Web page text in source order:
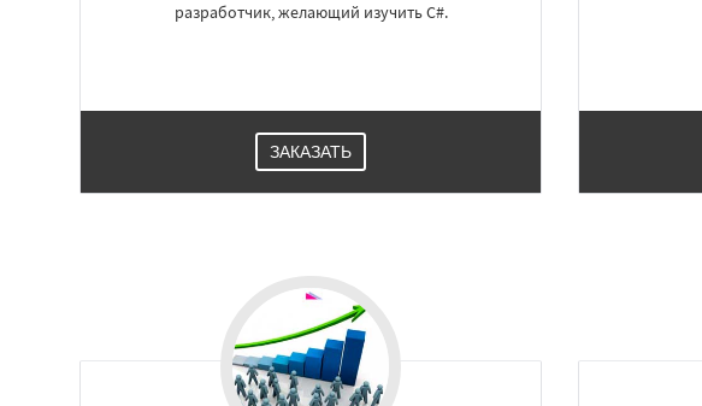
регионам
Ирбит Каменск-Уральский
Полевской
разработчик, желающий изучить C#.
ЗАКАЗАТЬ